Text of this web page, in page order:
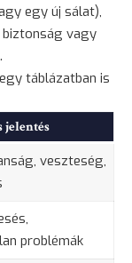
egy új sálat),
biztonság vagy
táblázatban is
jelentés
, veszteség,
problémák